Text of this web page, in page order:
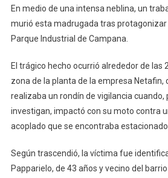
En medio de una intensa neblina, un
murió esta madrugada tras protagonizar
Parque Industrial de Campana.
El trágico hecho ocurrió alrededor de las
zona de la planta de la empresa Netafin,
realizaba un rondín de vigilancia cuando,
investigan, impactó con su moto contra
acoplado que se encontraba estacionado
Según trascendió, la víctima fue
Papparielo, de 43 años y vecino del